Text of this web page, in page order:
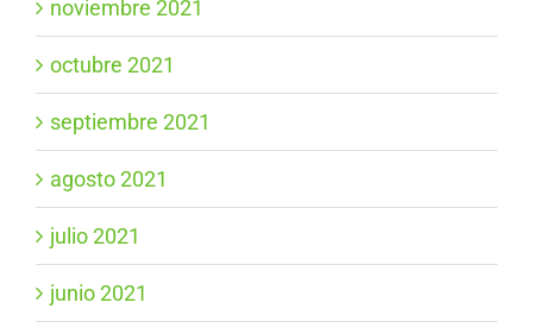
noviembre 2021
octubre 2021
septiembre 2021
agosto 2021
julio 2021
junio 2021